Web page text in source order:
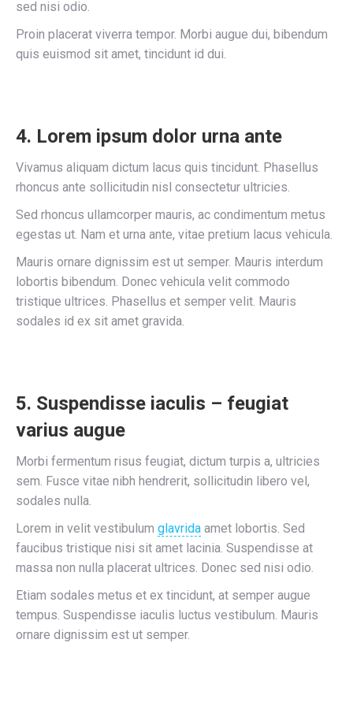
sed nisi odio.
Proin placerat viverra tempor. Morbi augue dui, bibendum
quis euismod sit amet, tincidunt id dui.
4. Lorem ipsum dolor urna ante
Vivamus aliquam dictum lacus quis tincidunt. Phasellus
rhoncus ante sollicitudin nisl consectetur ultricies.
Sed rhoncus ullamcorper mauris, ac condimentum metus
egestas ut. Nam et urna ante, vitae pretium lacus vehicula.
Mauris ornare dignissim est ut semper. Mauris interdum
lobortis bibendum. Donec vehicula velit commodo
tristique ultrices. Phasellus et semper velit. Mauris
sodales id ex sit amet gravida.
5. Suspendisse iaculis – feugiat
varius augue
Morbi fermentum risus feugiat, dictum turpis a, ultricies
sem. Fusce vitae nibh hendrerit, sollicitudin libero vel,
sodales nulla.
Lorem in velit vestibulum glavrida amet lobortis. Sed
faucibus tristique nisi sit amet lacinia. Suspendisse at
massa non nulla placerat ultrices. Donec sed nisi odio.
Etiam sodales metus et ex tincidunt, at semper augue
tempus. Suspendisse iaculis luctus vestibulum. Mauris
ornare dignissim est ut semper.